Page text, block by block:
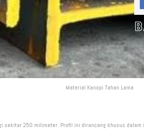
Material Kanopi Tahan Lama
sekitar 250 milimeter. Profil ini dirancang khusus